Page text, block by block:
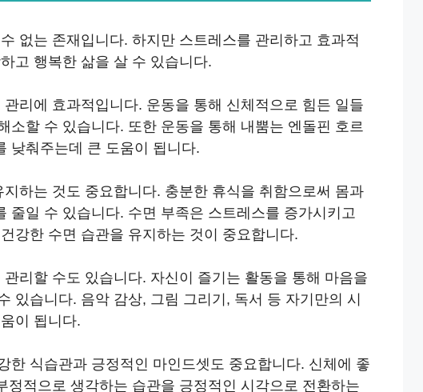
없는 존재입니다. 하지만 스트레스를 관리하고 효과적
고 행복한 삶을 살 수 있습니다.
리에 효과적입니다. 운동을 통해 신체적으로 힘든 일들
소할 수 있습니다. 또한 운동을 통해 내뿜는 엔돌핀 호르
낮춰주는데 큰 도움이 됩니다.
하는 것도 중요합니다. 충분한 휴식을 취함으로써 몸과
줄일 수 있습니다. 수면 부족은 스트레스를 증가시키고
강한 수면 습관을 유지하는 것이 중요합니다.
리할 수도 있습니다. 자신이 즐기는 활동을 통해 마음을
있습니다. 음악 감상, 그림 그리기, 독서 등 자기만의 시
이 됩니다.
한 식습관과 긍정적인 마인드셋도 중요합니다. 신체에 좋
정적으로 생각하는 습관을 긍정적인 시각으로 전환하는